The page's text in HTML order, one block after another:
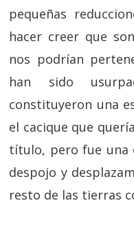
pequeñas
hacer creer que
nos podrían
han sido
constituyeron una
el cacique que
título, pero fue una
despojo y
resto de las tierras